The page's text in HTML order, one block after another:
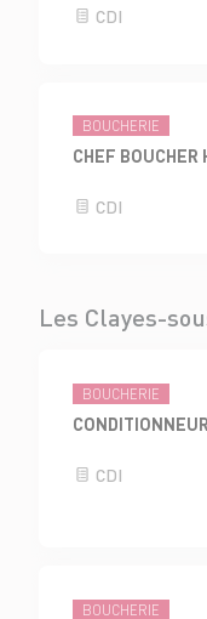
CDI
BOUCHERIE
CHEF BOUCHER
CDI
Les Clayes-
BOUCHERIE
CDI
BOUCHERIE